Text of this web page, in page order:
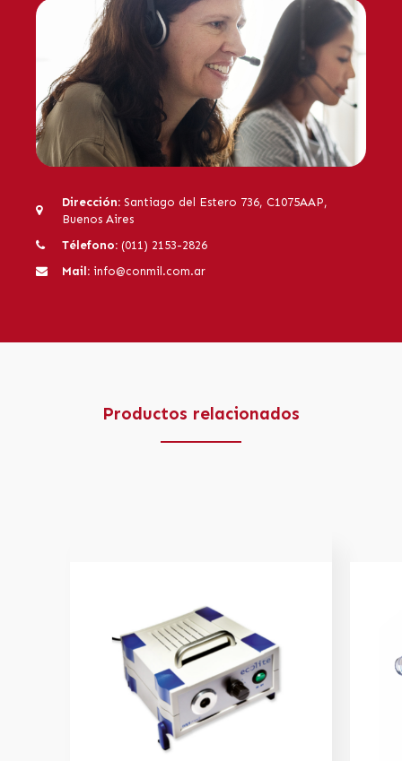
Dirección:Santiago del Estero 736, C1075AAP,
Buenos Aires
Télefono:(011) 2153-2826
Mail:info@conmil.com.ar
Productos relacionados